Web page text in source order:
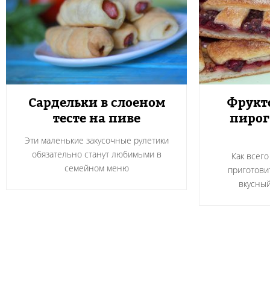
Сардельки в слоеном
тесте на пиве
Эти маленькие закусочные рулетики
обязательно станут любимыми в
семейном меню
Как